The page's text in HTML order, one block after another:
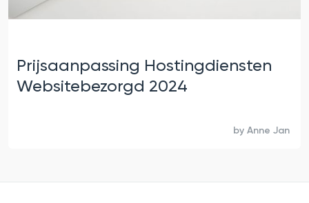
Prijsaanpassing Hostingdiensten
Websitebezorgd 2024
by Anne Jan